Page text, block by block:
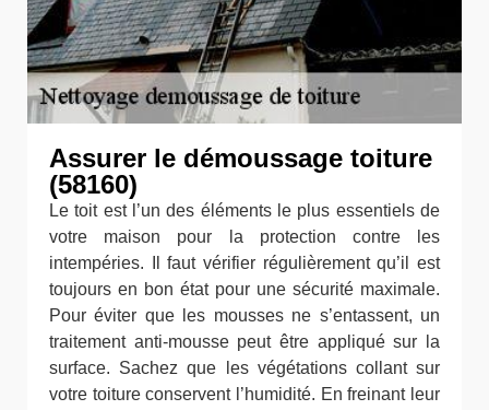
Assurer le démoussage toiture
(58160)
Le toit est l’un des éléments le plus essentiels de
votre maison pour la protection contre les
intempéries. Il faut vérifier régulièrement qu’il est
toujours en bon état pour une sécurité maximale.
Pour éviter que les mousses ne s’entassent, un
traitement anti-mousse peut être appliqué sur la
surface. Sachez que les végétations collant sur
votre toiture conservent l’humidité. En freinant leur